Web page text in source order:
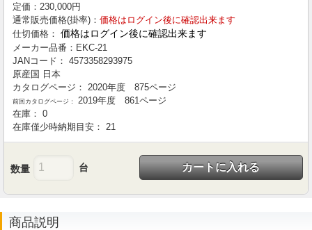
定価： 230,000円
通常販売価格(掛率)： 価格はログイン後に確認出来ます
仕切価格： 価格はログイン後に確認出来ます
メーカー品番： EKC-21
JANコード： 4573358293975
原産国 日本
カタログページ：
2020年度 875ページ
前回カタログページ：
2019年度 861ページ
在庫： 0
在庫僅少時納期目安：
21
数量 台 カートに入れる
商品説明